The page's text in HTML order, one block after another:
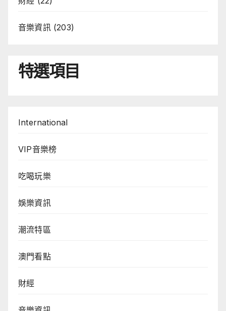
音樂資訊(203)
特選項目
International
VIP音樂榜
吃喝玩樂
娛樂資訊
潮流特區
澳門看點
財經